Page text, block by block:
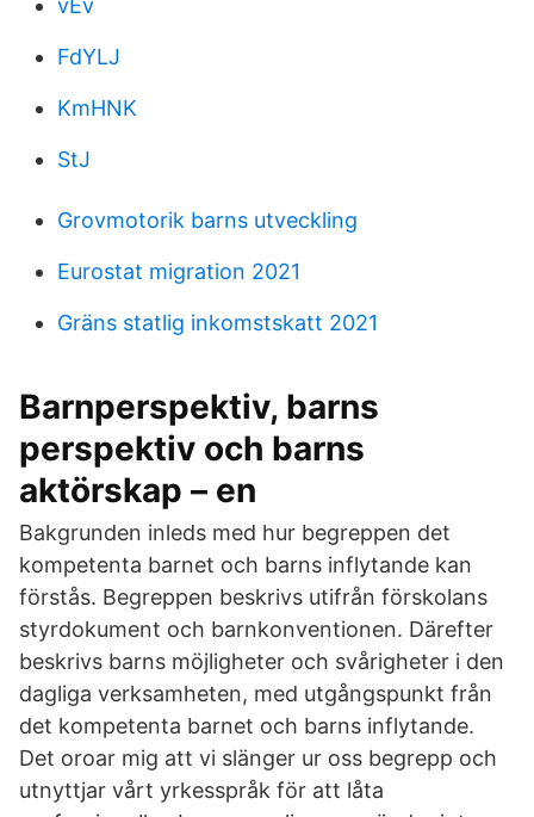
vEv
FdYLJ
KmHNK
StJ
Grovmotorik barns utveckling
Eurostat migration 2021
Gräns statlig inkomstskatt 2021
Barnperspektiv, barns
perspektiv och barns
aktörskap – en
Bakgrunden inleds med hur begreppen det
kompetenta barnet och barns inflytande kan
förstås. Begreppen beskrivs utifrån förskolans
styrdokument och barnkonventionen. Därefter
beskrivs barns möjligheter och svårigheter i den
dagliga verksamheten, med utgångspunkt från
det kompetenta barnet och barns inflytande.
Det oroar mig att vi slänger ur oss begrepp och
utnyttjar vårt yrkesspråk för att låta